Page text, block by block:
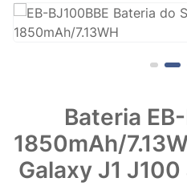
Bateria
1850mAh/
Galaxy J1